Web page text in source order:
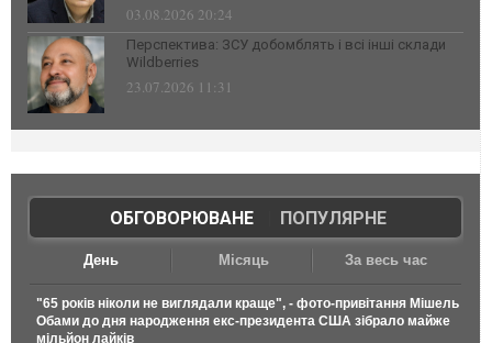
03.08.2026 20:24
Перспектива: ЗСУ добомблять і всі інші склади
Wildberries
23.07.2026 11:31
ОБГОВОРЮВАНЕ| ПОПУЛЯРНЕ
День Місяць За весь час
"65 років ніколи не виглядали краще", - фото-привітання Мішель
Обами до дня народження екс-президента США зібрало майже
мільйон лайків